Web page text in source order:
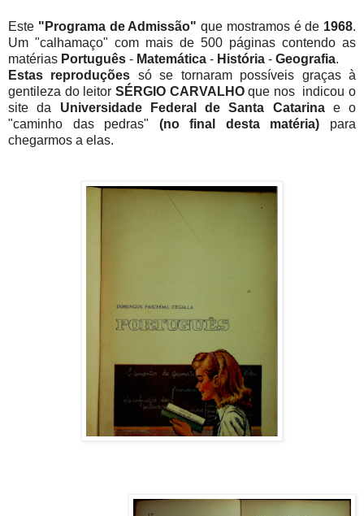
Este "Programa de Admissão" que mostramos é de 1968.
Um "calhamaço" com mais de 500 páginas contendo as
matérias Português - Matemática - História - Geografia.
Estas reproduções só se tornaram possíveis graças à
gentileza do leitor SÉRGIO CARVALHOque nos indicou o
site da Universidade Federal de Santa Catarina e o
"caminho das pedras" (no final desta matéria) para
chegarmos a elas.